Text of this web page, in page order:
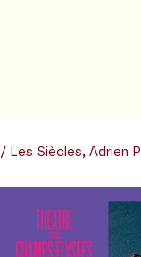
/ Les Siècles, Adrien